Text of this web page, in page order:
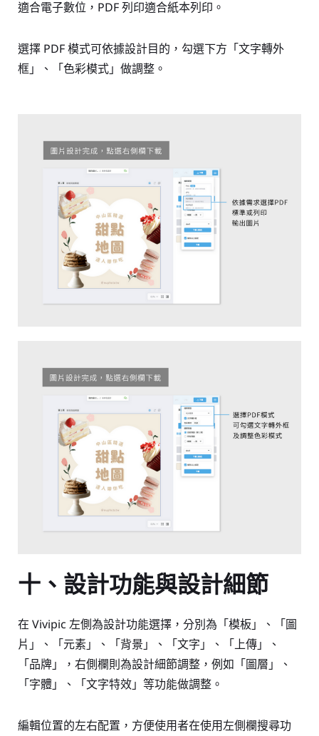
適合電子數位， PDF 列印適合紙本列印。
選擇 PDF 模式可依據設計目的，勾選下方「文字轉外
框」、「色彩模式」做調整。
十、設計功能與設計細節
在 Vivipic 左側為設計功能選擇，分別為「模板」、「圖
片」、「元素」、「背景」、「文字」、「上傳」、
「品牌」，右側欄則為設計細節調整，例如「圖層」、
「字體」、「文字特效」等功能做調整。
編輯位置的左右配置，方便使用者在使用左側欄搜尋功